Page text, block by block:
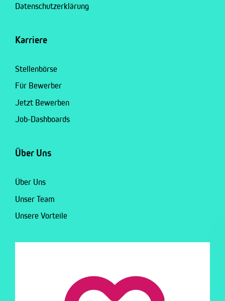
Datenschutzerklärung
Karriere
Stellenbörse
Für Bewerber
Jetzt Bewerben
Job-Dashboards
Über Uns
Über Uns
Unser Team
Unsere Vorteile